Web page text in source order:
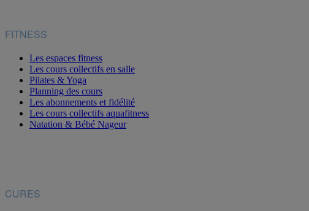
FITNESS
Les espaces fitness
Les cours collectifs en salle
Pilates & Yoga
Planning des cours
Les abonnements et fidélité
Les cours collectifs aquafitness
Natation & Bébé Nageur
CURES